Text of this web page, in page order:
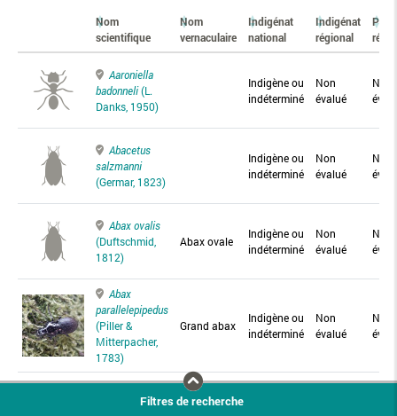
Nom
scientifique
Nom
vernaculaire
Indigénat
national
Indigénat
régional
Aaroniella
badonneli(L.
Danks, 1950)
Indigène ou
indéterminé
Non
évalué
Non
Abacetus
salzmanni
(Germar, 1823)
Indigène ou
indéterminé
Non
évalué
Non
Abax ovalis
(Duftschmid,
1812)
Abax ovale
Indigène ou
indéterminé
Non
évalué
Non
Abax
parallelepipedus
(Piller &
Mitterpacher,
1783)
Grand abax
Indigène ou
indéterminé
Non
évalué
Non
Abax
Abax
Filtres de recherche